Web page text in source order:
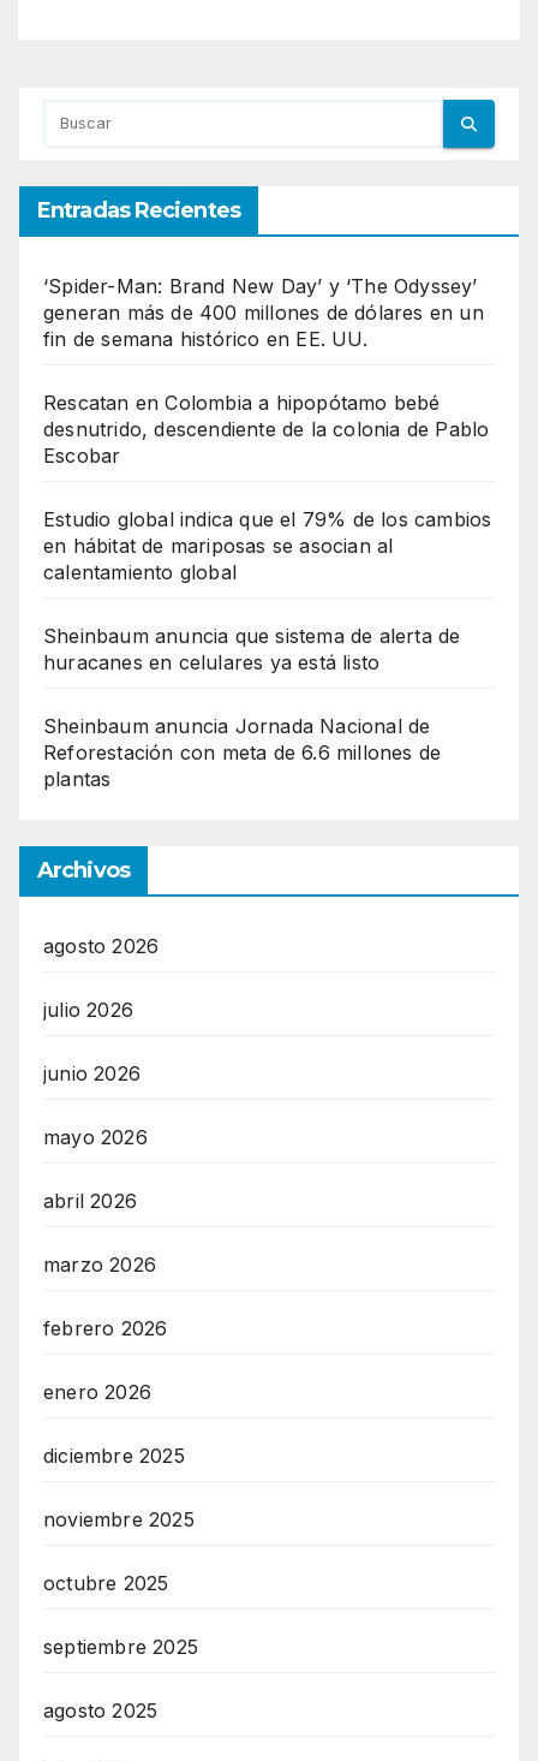
Entradas Recientes
‘Spider-Man: Brand New Day’ y ‘The Odyssey’
generan más de 400 millones de dólares en un
fin de semana histórico en EE. UU.
Rescatan en Colombia a hipopótamo bebé
desnutrido, descendiente de la colonia de Pablo
Escobar
Estudio global indica que el 79% de los cambios
en hábitat de mariposas se asocian al
calentamiento global
Sheinbaum anuncia que sistema de alerta de
huracanes en celulares ya está listo
Sheinbaum anuncia Jornada Nacional de
Reforestación con meta de 6.6 millones de
plantas
Archivos
agosto 2026
julio 2026
junio 2026
mayo 2026
abril 2026
marzo 2026
febrero 2026
enero 2026
diciembre 2025
noviembre 2025
octubre 2025
septiembre 2025
agosto 2025